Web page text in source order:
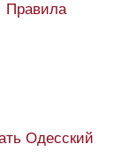
Правила
Одесский